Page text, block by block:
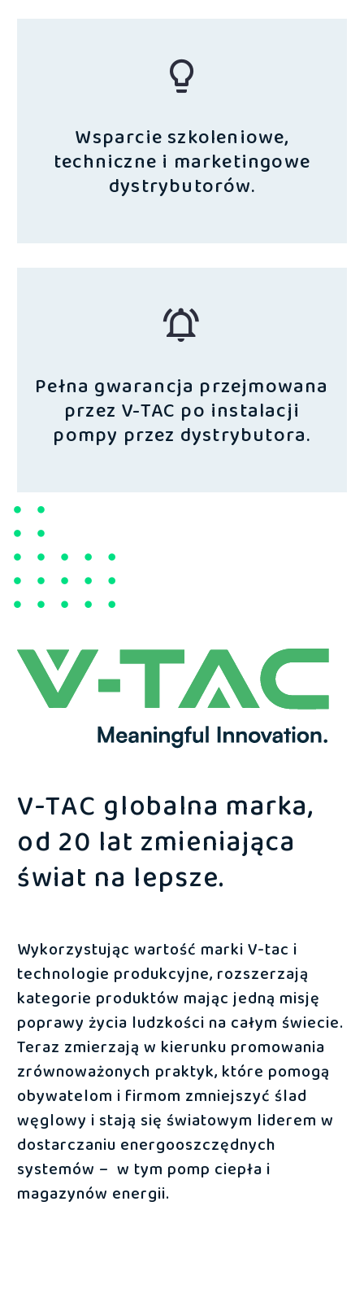
Wsparcie szkoleniowe,
techniczne i marketingowe
dystrybutorów.
Pełna gwarancja przejmowana
przez V-TAC po instalacji
pompy przez dystrybutora.
V-TAC globalna marka,
od 20 lat zmieniająca
świat na lepsze.
Wykorzystując wartość marki V-tac i
technologie produkcyjne, rozszerzają
kategorie produktów mając jedną misję
poprawy życia ludzkości na całym świecie.
Teraz zmierzają w kierunku promowania
zrównoważonych praktyk, które pomogą
obywatelom i firmom zmniejszyć ślad
węglowy i stają się światowym liderem w
dostarczaniu energooszczędnych
systemów – w tym pomp ciepła i
magazynów energii.